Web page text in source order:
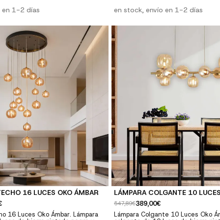
opal. Tipo de casquillo
negro Bombillas: no incluidas
cm....
en 1-2 días
y tulipas de cristal blanco opal. Tipo
Acabado: Pintado negro Bombillas:
Medidas: Ø68 x 200...
en stock, envío en 1-2 días
16 LUCES OKO ÁMBAR
16 Luces Oko Ámbar. Lámpara
LÁMPARA COLGANTE 10
547,89€389,00€
Lámpara Colgante 10 Luces Oko